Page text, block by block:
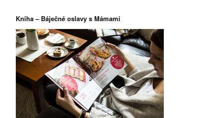
Kniha – Báječné oslavy s Mámami